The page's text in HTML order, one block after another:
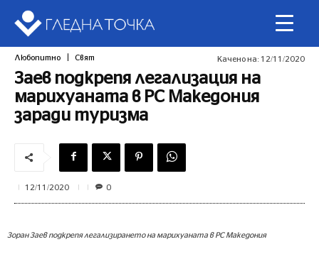
Любопитно Свят Качено на: 12/11/2020
Заев подкрепя легализация на
марихуаната в РС Македония
заради туризма
12/11/2020 0
Зоран Заев подкрепя легализирането на марихуаната в РС Македония